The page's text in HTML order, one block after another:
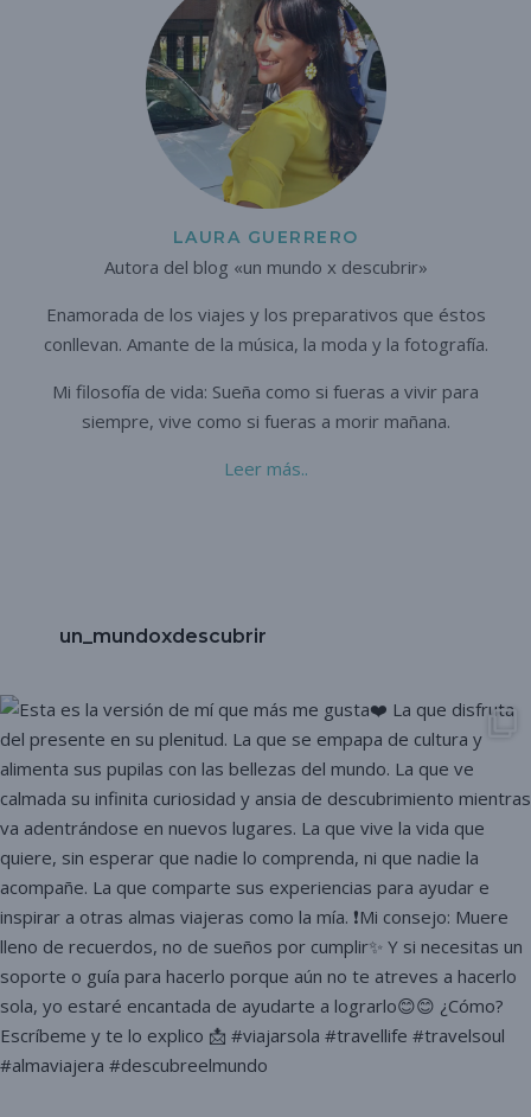
LAURA GUERRERO
Autora del blog «un mundo x descubrir»
Enamorada de los viajes y los preparativos que éstos
conllevan. Amante de la música, la moda y la fotografía.
Mi filosofía de vida: Sueña como si fueras a vivir para
siempre, vive como si fueras a morir mañana.
Leer más..
un_mundoxdescubrir